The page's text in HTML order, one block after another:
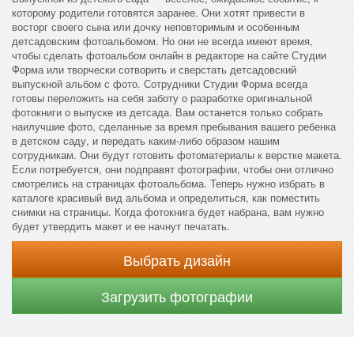
которому родители готовятся заранее. Они хотят привести в
восторг своего сына или дочку неповторимым и особенным
детсадовским фотоальбомом. Но они не всегда имеют время,
чтобы сделать фотоальбом онлайн в редакторе на сайте Студии
Форма или творчески сотворить и сверстать детсадовский
выпускной альбом с фото. Сотрудники Студии Форма всегда
готовы переложить на себя заботу о разработке оригинальной
фотокниги о выпуске из детсада. Вам останется только собрать
наилучшие фото, сделанные за время пребывания вашего ребенка
в детском саду, и передать каким-либо образом нашим
сотрудникам. Они будут готовить фотоматериалы к верстке макета.
Если потребуется, они подправят фотографии, чтобы они отлично
смотрелись на страницах фотоальбома. Теперь нужно избрать в
каталоге красивый вид альбома и определиться, как поместить
снимки на страницы. Когда фотокнига будет набрана, вам нужно
будет утвердить макет и ее начнут печатать.
Выбрать дизайн
Загрузить фотографии